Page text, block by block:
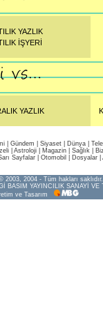
YAZLIK
İŞYERİ
YAZLIK
Gündem Siyaset Dünya |
Astroloji Magazin Sağlık
Sayfalar| Otomobil Dosyalar|
2003, 2004 - Tüm hakları saklıdır.
BASIM YAYINCILIK SANAYİ VE
ve Tasarım